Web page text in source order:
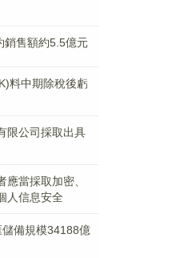
銷售額約5.5億元
料中期除稅後虧
限公司採取出具
當採取加密、
人信息安全
備規模34188億